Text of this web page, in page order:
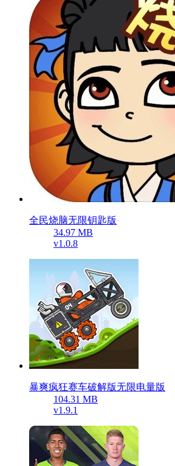
全民烧脑无限钥匙版
34.97 MB
v1.0.8
暴爽疯狂赛车破解版无限电量版
104.31 MB
v1.9.1